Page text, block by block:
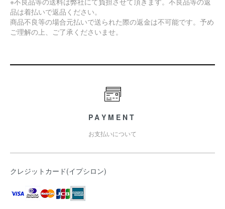
品は着払いで返品ください。
商品不良等の場合元払いで送られた際の返金は不可能です。予め
ご理解の上、ご了承くださいませ。
PAYMENT
お支払いについて
クレジットカード(イプシロン)